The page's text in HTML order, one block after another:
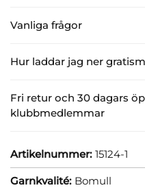
Vanliga frågor
Hur laddar jag ner
Fri retur och 30 dagars
klubbmedlemmar
Artikelnummer: 15124-1
Garnkvalité: Bomull